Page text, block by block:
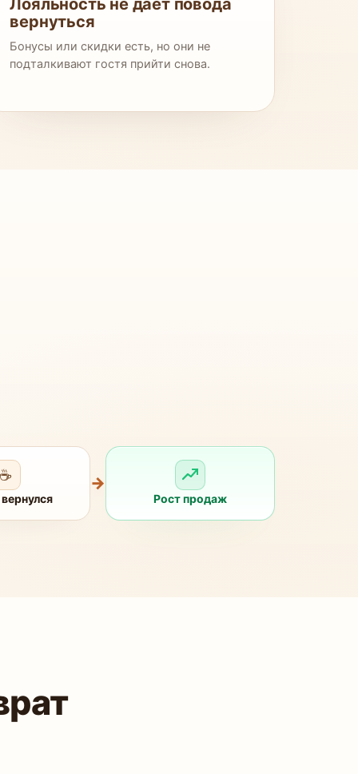
Лояльность не даёт повода
вернуться
Бонусы или скидки есть, но они не
подталкивают гостя прийти снова.
☕ →
Рост продаж